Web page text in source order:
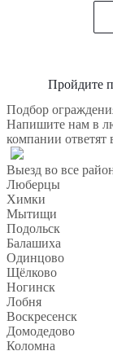
Пройдите
Подбор
Напишите нам в
компании ответят
Выезд во все
Люберцы
Химки
Мытищи
Подольск
Балашиха
Одинцово
Щёлково
Ногинск
Лобня
Воскресенск
Домодедово
Коломна